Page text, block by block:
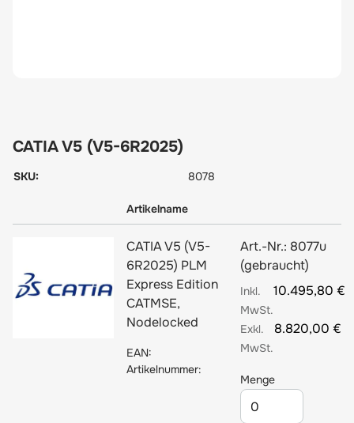
CATIA V5 (V5-6R2025)
SKU: 8078
Artikelname
CATIA V5 (V5-
6R2025) PLM
Express Edition
CATMSE,
Nodelocked
EAN:
Artikelnummer:
Art.-Nr.: 8077u
(gebraucht)
10.495,80 €
8.820,00 €
Menge